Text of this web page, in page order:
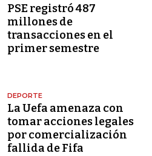
PSE registró 487
millones de
transacciones en el
primer semestre
DEPORTE
La Uefa amenaza con
tomar acciones legales
por comercialización
fallida de Fifa